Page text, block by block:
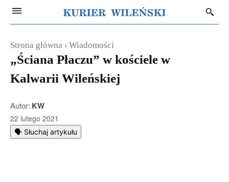
Strona główna Wiadomości
„Ściana Płaczu” w kościele w
Kalwarii Wileńskiej
Autor: KW
22 lutego 2021
🗣️ Słuchaj artykułu